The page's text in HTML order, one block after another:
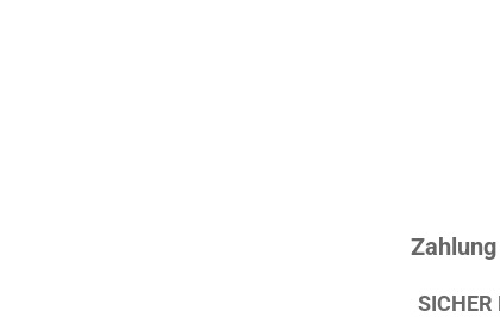
SICHER